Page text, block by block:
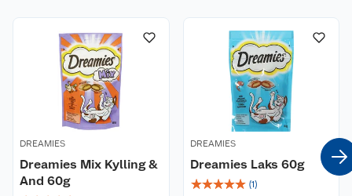
DREAMIES
Dreamies Mix Kylling &
And 60g
DREAMIES
Dreamies Laks 60g
☆☆☆☆☆ (1)
Våre butikker
Våre merkevarer
Coop kjeder
Ledige stillinger
Reklamasjon og garanti
Ofte stilte spørsmål
Betalingsalternativer
Leveringsalternativer
Åpent kjøp